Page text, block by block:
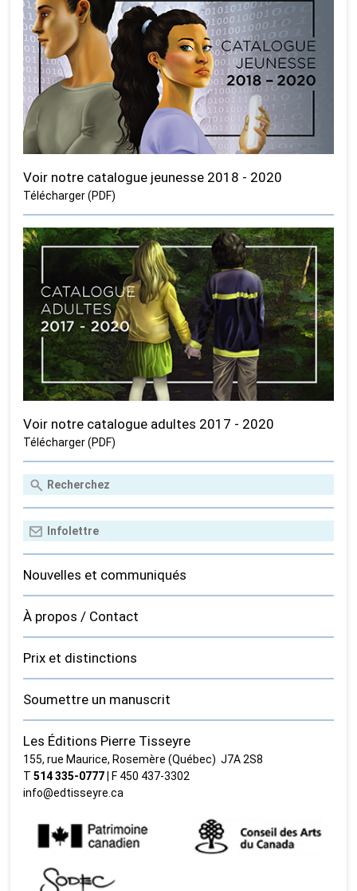
Voir notre catalogue jeunesse 2018 - 2020
Télécharger (PDF)
Voir notre catalogue adultes 2017 - 2020
Télécharger (PDF)
Nouvelles et communiqués
À propos / Contact
Prix et distinctions
Soumettre un manuscrit
Les Éditions Pierre Tisseyre
155, rue Maurice, Rosemère (Québec) J7A 2S8
T514 335‑0777| F 450 437‑3302
info@edtisseyre.ca